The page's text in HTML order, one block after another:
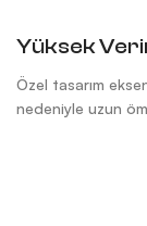
Yüksek
Özel tasarım
nedeniyle uzun